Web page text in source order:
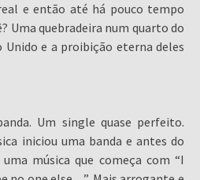
e então até há pouco tempo
Uma quebradeira num quarto do
e a proibição eterna deles
Um single quase perfeito.
iniciou uma banda e antes do
música que começa com “I